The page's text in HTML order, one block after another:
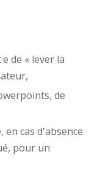
de « lever la
de
cas d'absence
pour un